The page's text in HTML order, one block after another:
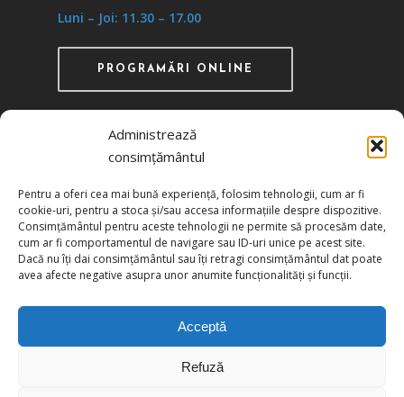
Administrează
consimțământul
Pentru a oferi cea mai bună experiență, folosim tehnologii, cum ar fi
cookie-uri, pentru a stoca și/sau accesa informațiile despre dispozitive.
Consimțământul pentru aceste tehnologii ne permite să procesăm date,
cum ar fi comportamentul de navigare sau ID-uri unice pe acest site.
Dacă nu îți dai consimțământul sau îți retragi consimțământul dat poate
avea afecte negative asupra unor anumite funcționalități și funcții.
Acceptă
Refuză
Luni – Joi: 11.30 – 17.00
PROGRAMĂRI ONLINE
prin HG 1242/29.11.2000 publicată în MO nr.
634/06.12.2000
Politica de confidențialitate
Politica de cookies